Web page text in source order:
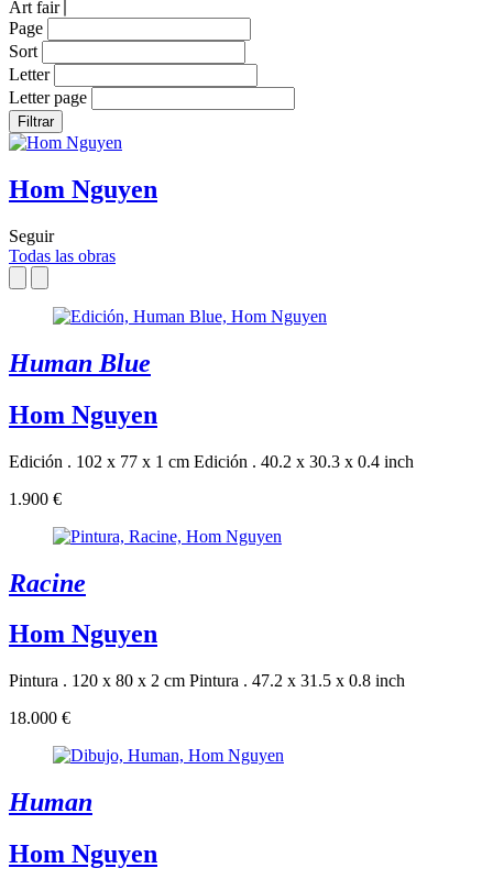
Art fair
Page
Sort
Letter
Letter page
Filtrar
Hom Nguyen
Seguir
Todas las obras
Human Blue
Hom Nguyen
Edición . 102 x 77 x 1 cm Edición . 40.2 x 30.3 x 0.4 inch
1.900 €
Racine
Hom Nguyen
Pintura . 120 x 80 x 2 cm Pintura . 47.2 x 31.5 x 0.8 inch
18.000 €
Human
Hom Nguyen